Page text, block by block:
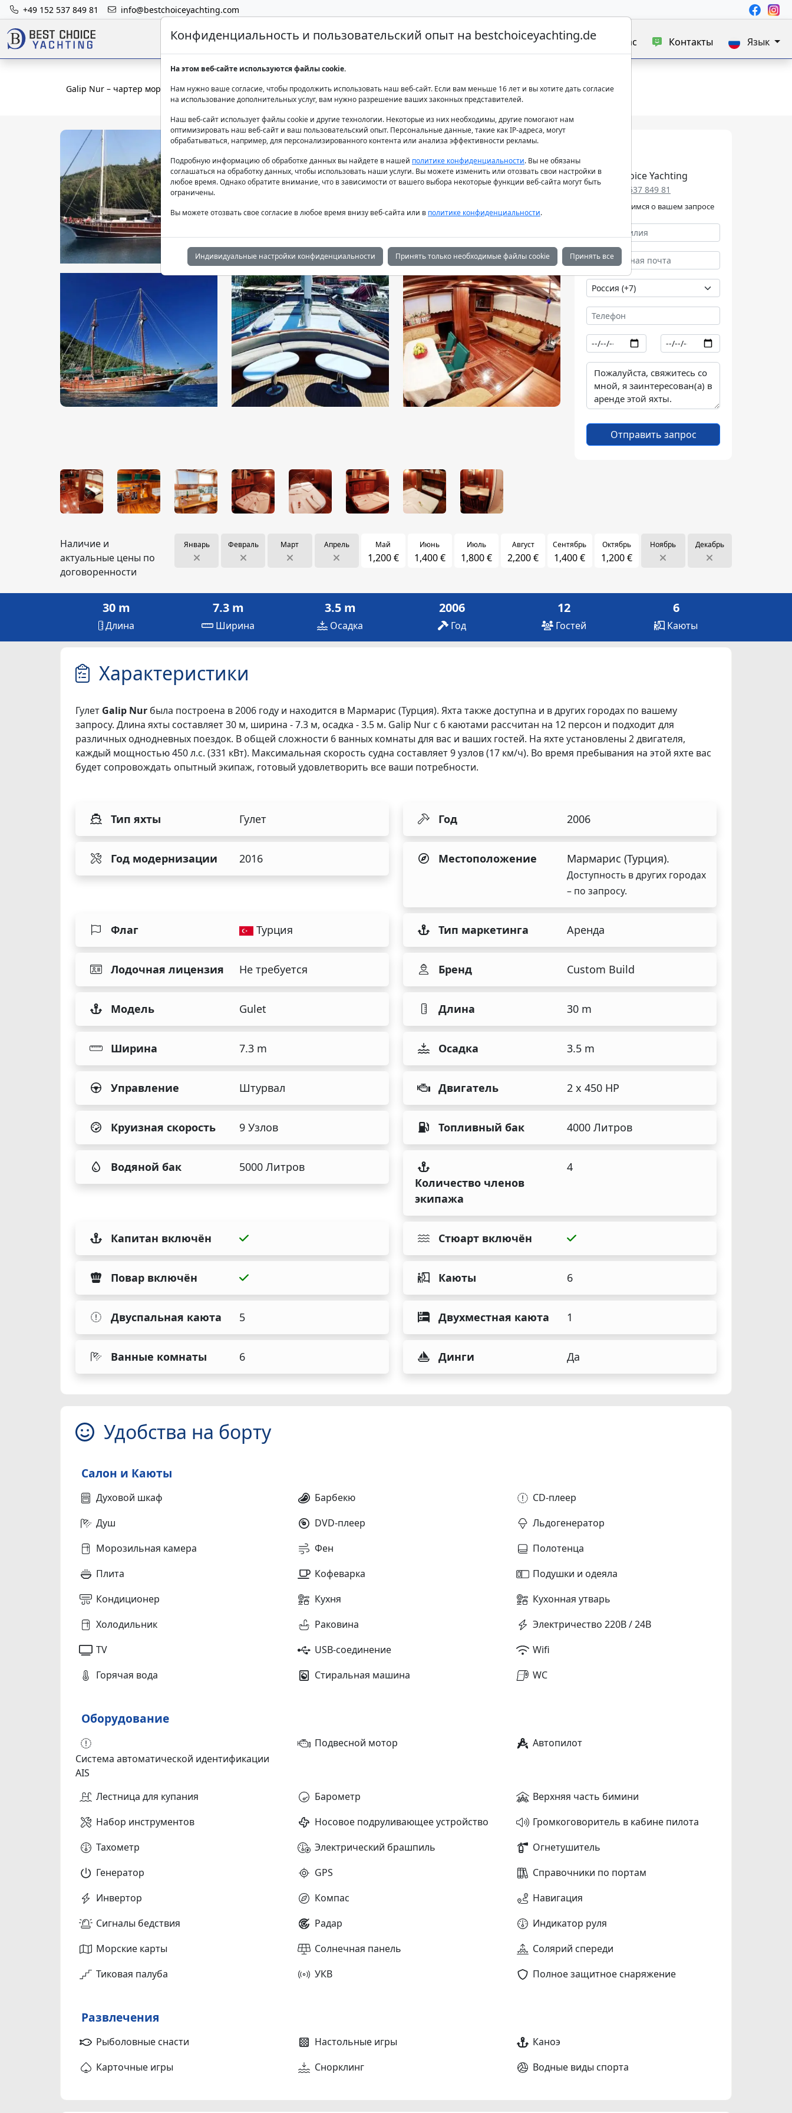
+49 152 537 849 81 info@bestchoiceyachting.com
Аренда яхт класса люкс Аренда яхт Продажа яхт Блог О нас Контакты Язык
Galip Nur – чартер морского крейсера Мармарис 6 кают 12 чел
Best Choice Yachting
+49 152 537 849 81
Мы позаботимся о вашем запросе
Отправить запрос
Наличие и
актуальные цены по
договоренности
Январь Февраль Март Апрель Май
1,200 €
Июнь
1,400 €
Июль
1,800 €
Август
2,200 €
Сентябрь
1,400 €
Октябрь
1,200 €
Ноябрь Декабрь
30 m
Длина
7.3 m
Ширина
3.5 m
Осадка
2006
Год
12
Гостей
6
Каюты
Характеристики
Гулет Galip Nur была построена в 2006 году и находится в Мармарис (Турция). Яхта также доступна и в других городах по вашему
запросу. Длина яхты составляет 30 м, ширина - 7.3 м, осадка - 3.5 м. Galip Nur с 6 каютами рассчитан на 12 персон и подходит для
различных однодневных поездок. В общей сложности 6 ванных комнаты для вас и ваших гостей. На яхте установлены 2 двигателя,
каждый мощностью 450 л.с. (331 кВт). Максимальная скорость судна составляет 9 узлов (17 км/ч). Во время пребывания на этой яхте вас
будет сопровождать опытный экипаж, готовый удовлетворить все ваши потребности.
Тип яхты Гулет Год 2006
Год модернизации 2016 Местоположение Мармарис (Турция).
Доступность в других городах
– по запросу.
Флаг Турция Тип маркетинга Аренда
Лодочная лицензия Не требуется Бренд Custom Build
Модель Gulet Длина 30 m
Ширина 7.3 m Осадка 3.5 m
Управление Штурвал Двигатель 2 x 450 HP
Круизная скорость 9 Узлов Топливный бак 4000 Литров
Водяной бак
5000 Литров
Количество членов
экипажа
4
Капитан включён Стюарт включён
Повар включён Каюты 6
Двуспальная каюта 5 Двухместная каюта 1
Ванные комнаты 6 Динги Да
Удобства на борту
Салон и Каюты
Духовой шкаф Барбекю
CD-плеер
Душ
DVD-плеер
Льдогенератор
Морозильная камера
Фен
Полотенца
Плита
Кофеварка
Подушки и одеяла
Кондиционер
Кухня
Кухонная утварь
Холодильник
Раковина
Электричество 220В / 24В
TV
USB-соединение
Wifi
Горячая вода
Стиральная машина WC
Оборудование
Система автоматической идентификации
AIS
Подвесной мотор Автопилот
Лестница для купания Барометр
Верхняя часть бимини
Набор инструментов
Носовое подруливающее устройство
Громкоговоритель в кабине пилота
Тахометр
Электрический брашпиль
Огнетушитель
Генератор
GPS
Справочники по портам
Инвертор
Компас
Навигация
Сигналы бедствия
Радар
Индикатор руля
Морские карты
Солнечная панель
Солярий спереди
Тиковая палуба
УКВ Полное защитное снаряжение
Развлечения
Рыболовные снасти Настольные игры
Каноэ
Карточные игры
Снорклинг Водные виды спорта
Конфиденциальность и пользовательский опыт на bestchoiceyachting.de
На этом веб-сайте используются файлы cookie.
Нам нужно ваше согласие, чтобы продолжить использовать наш веб-сайт. Если вам меньше 16 лет и вы хотите дать согласие
на использование дополнительных услуг, вам нужно разрешение ваших законных представителей.
Наш веб-сайт использует файлы cookie и другие технологии. Некоторые из них необходимы, другие помогают нам
оптимизировать наш веб-сайт и ваш пользовательский опыт. Персональные данные, такие как IP-адреса, могут
обрабатываться, например, для персонализированного контента или анализа эффективности рекламы.
Подробную информацию об обработке данных вы найдете в нашей политике конфиденциальности. Вы не обязаны
соглашаться на обработку данных, чтобы использовать наши услуги. Вы можете изменить или отозвать свои настройки в
любое время. Однако обратите внимание, что в зависимости от вашего выбора некоторые функции веб-сайта могут быть
ограничены.
Вы можете отозвать свое согласие в любое время внизу веб-сайта или в политике конфиденциальности.
Индивидуальные настройки конфиденциальности Принять только необходимые файлы cookie Принять все